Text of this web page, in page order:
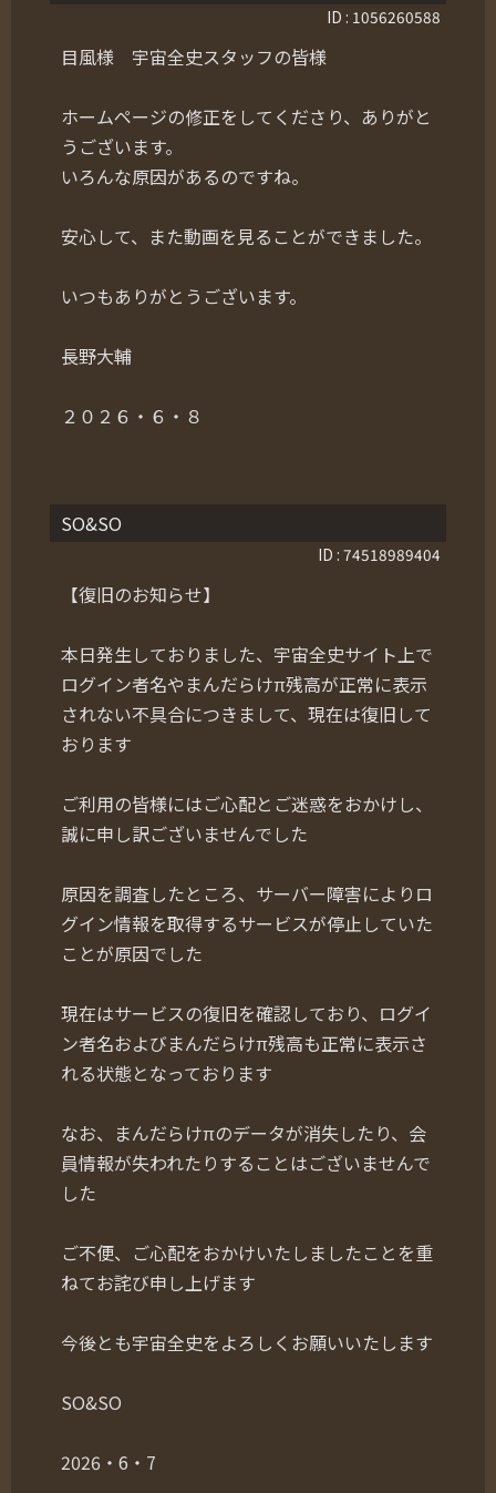
ID : 1056260588
目風様 宇宙全史スタッフの皆様
ホームページの修正をしてくださり、ありがと
うございます。
いろんな原因があるのですね。
安心して、また動画を見ることができました。
いつもありがとうございます。
長野大輔
２０２６・６・８
SO&SO
ID : 74518989404
【復旧のお知らせ】
本日発生しておりました、宇宙全史サイト上で
ログイン者名やまんだらけπ残高が正常に表示
されない不具合につきまして、現在は復旧して
おります
ご利用の皆様にはご心配とご迷惑をおかけし、
誠に申し訳ございませんでした
原因を調査したところ、サーバー障害によりロ
グイン情報を取得するサービスが停止していた
ことが原因でした
現在はサービスの復旧を確認しており、ログイ
ン者名およびまんだらけπ残高も正常に表示さ
れる状態となっております
なお、まんだらけπのデータが消失したり、会
員情報が失われたりすることはございませんで
した
ご不便、ご心配をおかけいたしましたことを重
ねてお詫び申し上げます
今後とも宇宙全史をよろしくお願いいたします
SO&SO
2026・6・7